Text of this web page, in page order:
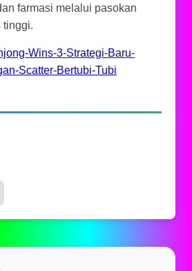
farmasi melalui pasokan
tinggi.
Wins-3-Strategi-Baru-
Scatter-Bertubi-Tubi